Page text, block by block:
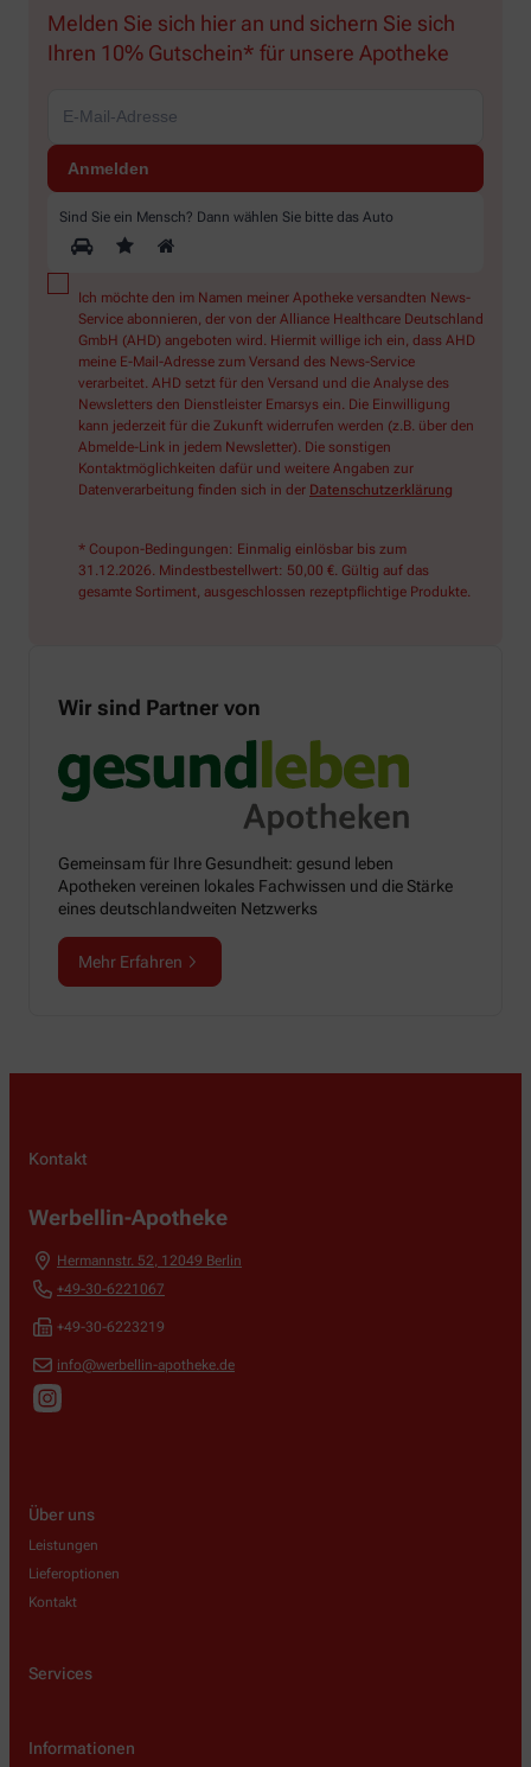
Melden Sie sich hier an und sichern Sie sich
Ihren 10% Gutschein* für unsere Apotheke
Sind Sie ein Mensch? Dann wählen Sie bitte das Auto
Ich möchte den im Namen meiner Apotheke versandten News-
Service abonnieren, der von der Alliance Healthcare Deutschland
GmbH (AHD) angeboten wird. Hiermit willige ich ein, dass AHD
meine E-Mail-Adresse zum Versand des News-Service
verarbeitet. AHD setzt für den Versand und die Analyse des
Newsletters den Dienstleister Emarsys ein. Die Einwilligung
kann jederzeit für die Zukunft widerrufen werden (z.B. über den
Abmelde-Link in jedem Newsletter). Die sonstigen
Kontaktmöglichkeiten dafür und weitere Angaben zur
Datenverarbeitung finden sich in der Datenschutzerklärung
* Coupon-Bedingungen: Einmalig einlösbar bis zum
31.12.2026. Mindestbestellwert: 50,00 €. Gültig auf das
gesamte Sortiment, ausgeschlossen rezeptpflichtige Produkte.
Wir sind Partner von
Gemeinsam für Ihre Gesundheit: gesund leben
Apotheken vereinen lokales Fachwissen und die Stärke
eines deutschlandweiten Netzwerks
Mehr Erfahren
Kontakt
Werbellin-Apotheke
Hermannstr. 52, 12049 Berlin
+49-30-6221067
+49-30-6223219
info@werbellin-apotheke.de
Über uns
Leistungen
Lieferoptionen
Kontakt
Services
Informationen